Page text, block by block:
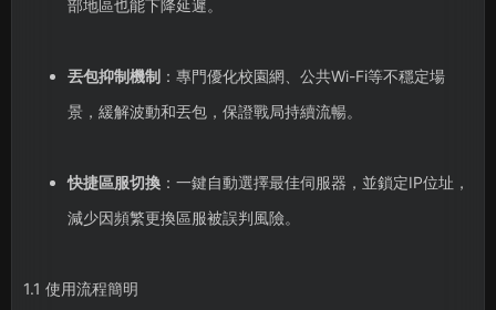
部地區也能下降延遲。
丟包抑制機制 ：專門優化校園網、公共Wi-Fi等不穩定場
景，緩解波動和丟包，保證戰局持續流暢。
快捷區服切換：一鍵自動選擇最佳伺服器，並鎖定IP位址，
減少因頻繁更換區服被誤判風險。
1.1 使用流程簡明